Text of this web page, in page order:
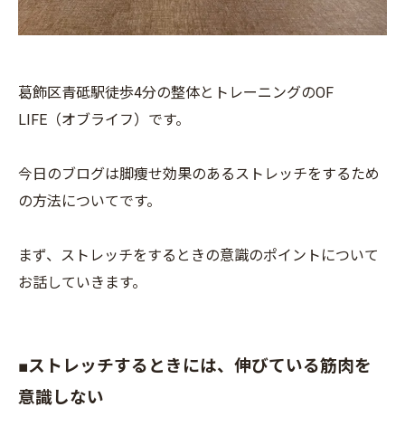
葛飾区青砥駅徒歩4分の整体とトレーニングのOF
LIFE（オブライフ）です。
今日のブログは脚痩せ効果のあるストレッチをするため
の方法についてです。
まず、ストレッチをするときの意識のポイントについて
お話していきます。
■ストレッチするときには、伸びている筋肉を
意識しない